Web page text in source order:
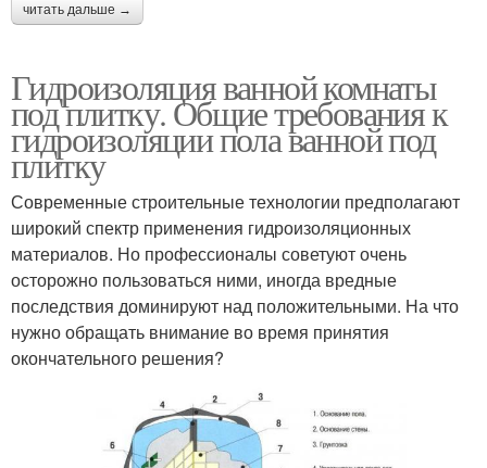
читать дальше →
Гидроизоляция ванной комнаты
под плитку. Общие требования к
гидроизоляции пола ванной под
плитку
Современные строительные технологии предполагают
широкий спектр применения гидроизоляционных
материалов. Но профессионалы советуют очень
осторожно пользоваться ними, иногда вредные
последствия доминируют над положительными. На что
нужно обращать внимание во время принятия
окончательного решения?